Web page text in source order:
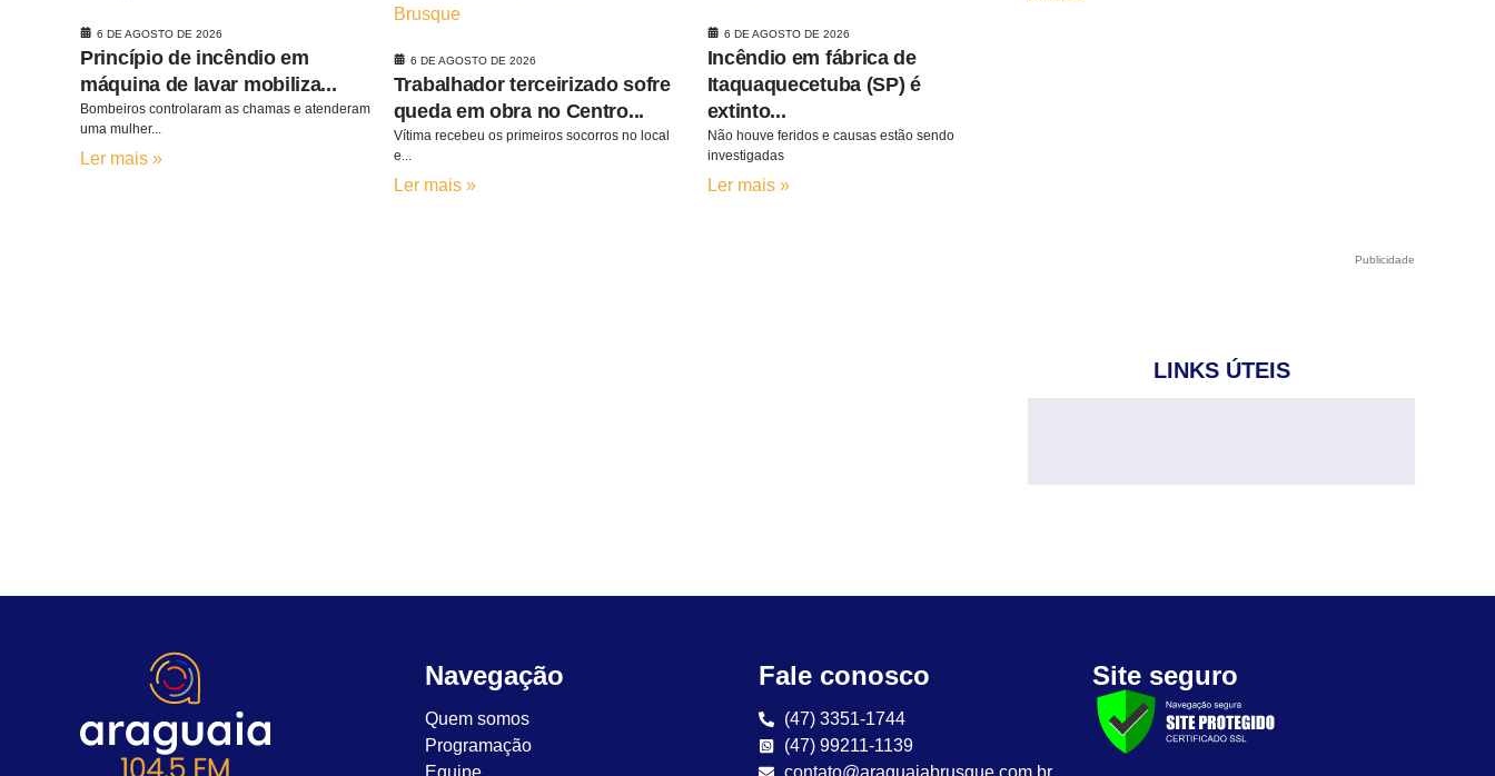
6 DE AGOSTO DE 2026
Princípio de incêndio em
máquina de lavar mobiliza...
Bombeiros controlaram as chamas e atenderam
uma mulher...
Ler mais »
6 DE AGOSTO DE 2026
Trabalhador terceirizado sofre
queda em obra no Centro...
Vítima recebeu os primeiros socorros no local
e...
Ler mais »
6 DE AGOSTO DE 2026
Incêndio em fábrica de
Itaquaquecetuba (SP) é
extinto...
Não houve feridos e causas estão sendo
investigadas
Ler mais »
Publicidade
LINKS ÚTEIS
Navegação
Quem somos
Programação
Fale conosco
(47) 3351-1744
(47) 99211-1139
Site seguro